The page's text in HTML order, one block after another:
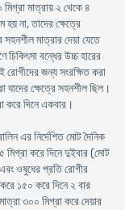
মাত্রায় ২ থেকে ৪
না, তাদের ক্ষেত্রে
মাত্রার দেয়া যেতে
চিকিৎসা বন্ধের উচ্চ হারের
রোগীদের জন্য সংরক্ষিত করা
যাদের ক্ষেত্রে সহনশীল ছিল।
করে দিনে একবার।
এর নির্দেশিত মোট দৈনিক
করে দিনে দুইবার (মোট
ওষুধের প্রতি রোগীর
১৫০ করে দিনে ২ বার
৩০০ মিগ্রা করে দেয়ার